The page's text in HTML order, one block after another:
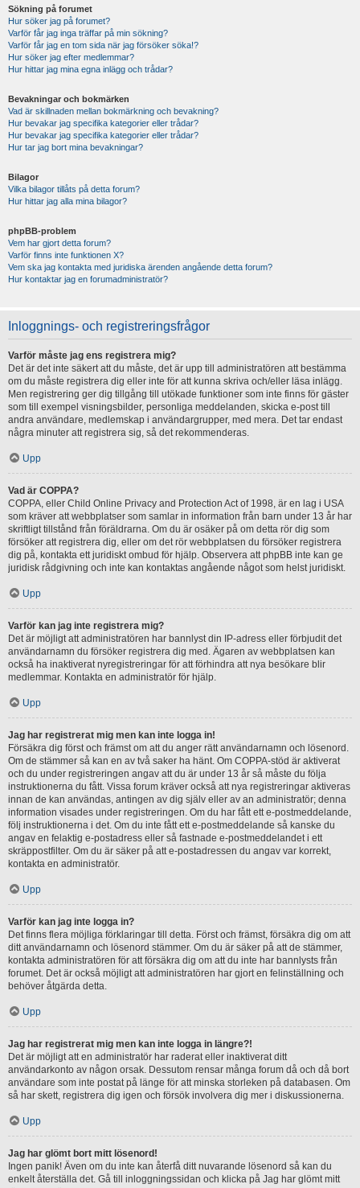
Sökning på forumet
Hur söker jag på forumet?
Varför får jag inga träffar på min sökning?
Varför får jag en tom sida när jag försöker söka!?
Hur söker jag efter medlemmar?
Hur hittar jag mina egna inlägg och trådar?
Bevakningar och bokmärken
Vad är skillnaden mellan bokmärkning och bevakning?
Hur bevakar jag specifika kategorier eller trådar?
Hur bevakar jag specifika kategorier eller trådar?
Hur tar jag bort mina bevakningar?
Bilagor
Vilka bilagor tillåts på detta forum?
Hur hittar jag alla mina bilagor?
phpBB-problem
Vem har gjort detta forum?
Varför finns inte funktionen X?
Vem ska jag kontakta med juridiska ärenden angående detta forum?
Hur kontaktar jag en forumadministratör?
Inloggnings- och registreringsfrågor
Varför måste jag ens registrera mig?
Det är det inte säkert att du måste, det är upp till administratören att bestämma
om du måste registrera dig eller inte för att kunna skriva och/eller läsa inlägg.
Men registrering ger dig tillgång till utökade funktioner som inte finns för gäster
som till exempel visningsbilder, personliga meddelanden, skicka e-post till
andra användare, medlemskap i användargrupper, med mera. Det tar endast
några minuter att registrera sig, så det rekommenderas.
Upp
Vad är COPPA?
COPPA, eller Child Online Privacy and Protection Act of 1998, är en lag i USA
som kräver att webbplatser som samlar in information från barn under 13 år har
skriftligt tillstånd från föräldrarna. Om du är osäker på om detta rör dig som
försöker att registrera dig, eller om det rör webbplatsen du försöker registrera
dig på, kontakta ett juridiskt ombud för hjälp. Observera att phpBB inte kan ge
juridisk rådgivning och inte kan kontaktas angående något som helst juridiskt.
Upp
Varför kan jag inte registrera mig?
Det är möjligt att administratören har bannlyst din IP-adress eller förbjudit det
användarnamn du försöker registrera dig med. Ägaren av webbplatsen kan
också ha inaktiverat nyregistreringar för att förhindra att nya besökare blir
medlemmar. Kontakta en administratör för hjälp.
Upp
Jag har registrerat mig men kan inte logga in!
Försäkra dig först och främst om att du anger rätt användarnamn och lösenord.
Om de stämmer så kan en av två saker ha hänt. Om COPPA-stöd är aktiverat
och du under registreringen angav att du är under 13 år så måste du följa
instruktionerna du fått. Vissa forum kräver också att nya registreringar aktiveras
innan de kan användas, antingen av dig själv eller av an administratör; denna
information visades under registreringen. Om du har fått ett e-postmeddelande,
följ instruktionerna i det. Om du inte fått ett e-postmeddelande så kanske du
angav en felaktig e-postadress eller så fastnade e-postmeddelandet i ett
skräppostfilter. Om du är säker på att e-postadressen du angav var korrekt,
kontakta en administratör.
Upp
Varför kan jag inte logga in?
Det finns flera möjliga förklaringar till detta. Först och främst, försäkra dig om att
ditt användarnamn och lösenord stämmer. Om du är säker på att de stämmer,
kontakta administratören för att försäkra dig om att du inte har bannlysts från
forumet. Det är också möjligt att administratören har gjort en felinställning och
behöver åtgärda detta.
Upp
Jag har registrerat mig men kan inte logga in längre?!
Det är möjligt att en administratör har raderat eller inaktiverat ditt
användarkonto av någon orsak. Dessutom rensar många forum då och då bort
användare som inte postat på länge för att minska storleken på databasen. Om
så har skett, registrera dig igen och försök involvera dig mer i diskussionerna.
Upp
Jag har glömt bort mitt lösenord!
Ingen panik! Även om du inte kan återfå ditt nuvarande lösenord så kan du
enkelt återställa det. Gå till inloggningssidan och klicka på Jag har glömt mitt